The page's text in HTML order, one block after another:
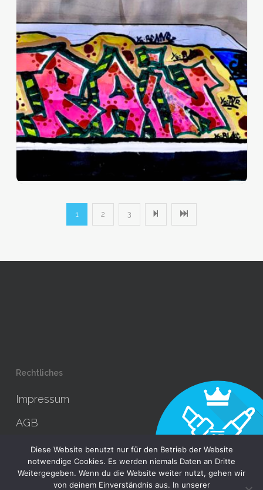
1 2 3
Rechtliches
Impressum
AGB
Datenschutz
Diese Website benutzt nur für den Betrieb der Website
notwendige Cookies. Es werden niemals Daten an Dritte
Weitergegeben. Wenn du die Website weiter nutzt, gehen wir
von deinem Einverständnis aus. In unserer